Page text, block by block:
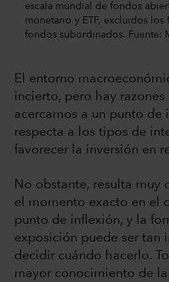
escala mundial de fondos
monetario y ETF, excluidos
fondos subordinados. Fuente:
El entorno
incierto, pero hay razones
acercamos a un punto de
respecta a los tipos de
favorecer la inversión en
No obstante, resulta muy
el momento exacto en el
punto de inflexión, y la
exposición puede ser tan
decidir cuándo hacerlo.
mayor conocimiento de